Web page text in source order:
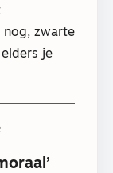
nog, zwarte
je